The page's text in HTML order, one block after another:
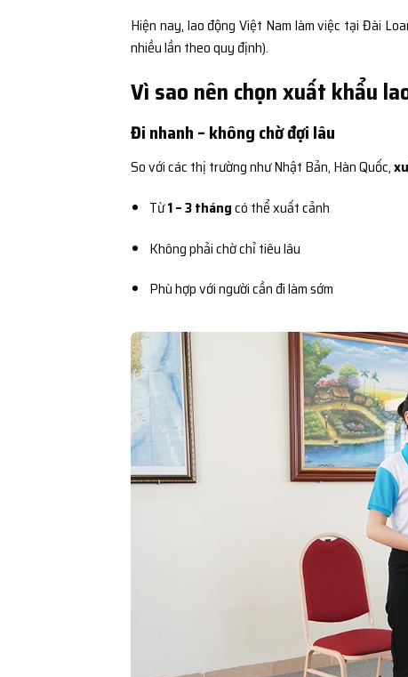
Hiện nay, lao động Việt Nam làm việc tại Đài
nhiều lần theo quy định).
Vì sao nên chọn xuất khẩu
Đi nhanh – không chờ đợi lâu
So với các thị trường như Nhật Bản, Hàn Quốc,
Từ1 – 3 thángcó thể xuất cảnh
Không phải chờ chỉ tiêu lâu
Phù hợp với người cần đi làm sớm